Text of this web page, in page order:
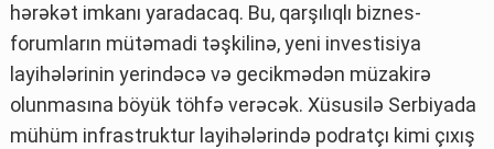
hərəkət imkanı yaradacaq. Bu, qarşılıqlı biznes-
forumların mütəmadi təşkilinə, yeni investisiya
layihələrinin yerindəcə və gecikmədən müzakirə
olunmasına böyük töhfə verəcək. Xüsusilə Serbiyada
mühüm infrastruktur layihələrində podratçı kimi çıxış